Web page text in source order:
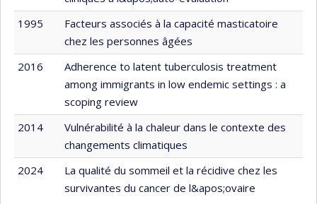
1995
Facteurs associés à la capacité masticatoire
chez les personnes âgées
2016
Adherence to latent tuberculosis treatment
among immigrants in low endemic settings : a
scoping review
2014
Vulnérabilité à la chaleur dans le contexte des
changements climatiques
2024
La qualité du sommeil et la récidive chez les
survivantes du cancer de l&apos;ovaire